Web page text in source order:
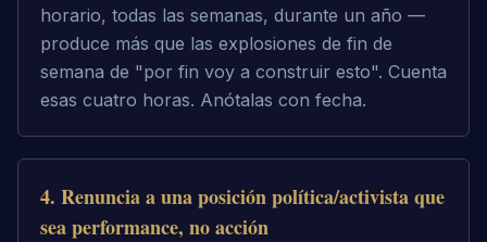
horario, todas las semanas, durante un año —
produce más que las explosiones de fin de
semana de "por fin voy a construir esto". Cuenta
esas cuatro horas. Anótalas con fecha.
4. Renuncia a una posición política/activista que
sea performance, no acción